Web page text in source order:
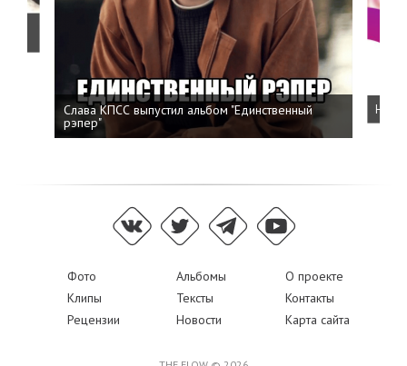
Слава КПСС выпустил альбом "Единственный
рэпер"
Фото Альбомы
О проекте
Клипы
Тексты
Контакты
Рецензии
Новости Карта сайта